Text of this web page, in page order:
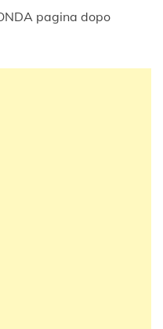
pagina dopo